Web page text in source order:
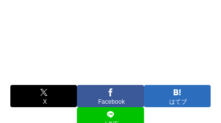
X Facebook はてブ